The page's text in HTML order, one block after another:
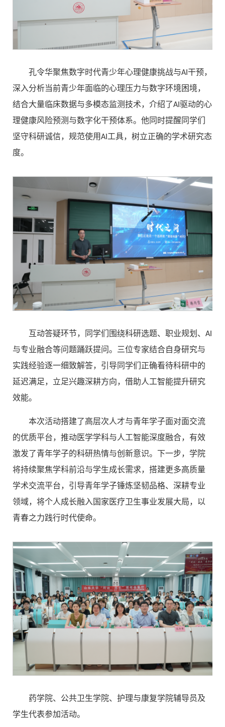
孔令华聚焦数字时代青少年心理健康挑战与AI干预，
深入分析当前青少年面临的心理压力与数字环境困境，
结合大量临床数据与多模态监测技术，介绍了AI驱动的心
理健康风险预测与数字化干预体系。他同时提醒同学们
坚守科研诚信，规范使用AI工具，树立正确的学术研究态
度。
互动答疑环节，同学们围绕科研选题、职业规划、AI
与专业融合等问题踊跃提问。三位专家结合自身研究与
实践经验逐一细致解答，引导同学们正确看待科研中的
延迟满足，立足兴趣深耕方向，借助人工智能提升研究
效能。
本次活动搭建了高层次人才与青年学子面对面交流
的优质平台，推动医学学科与人工智能深度融合，有效
激发了青年学子的科研热情与创新意识。下一步，学院
将持续聚焦学科前沿与学生成长需求，搭建更多高质量
学术交流平台，引导青年学子锤炼坚韧品格、深耕专业
领域，将个人成长融入国家医疗卫生事业发展大局，以
青春之力践行时代使命。
药学院、公共卫生学院、护理与康复学院辅导员及
学生代表参加活动。